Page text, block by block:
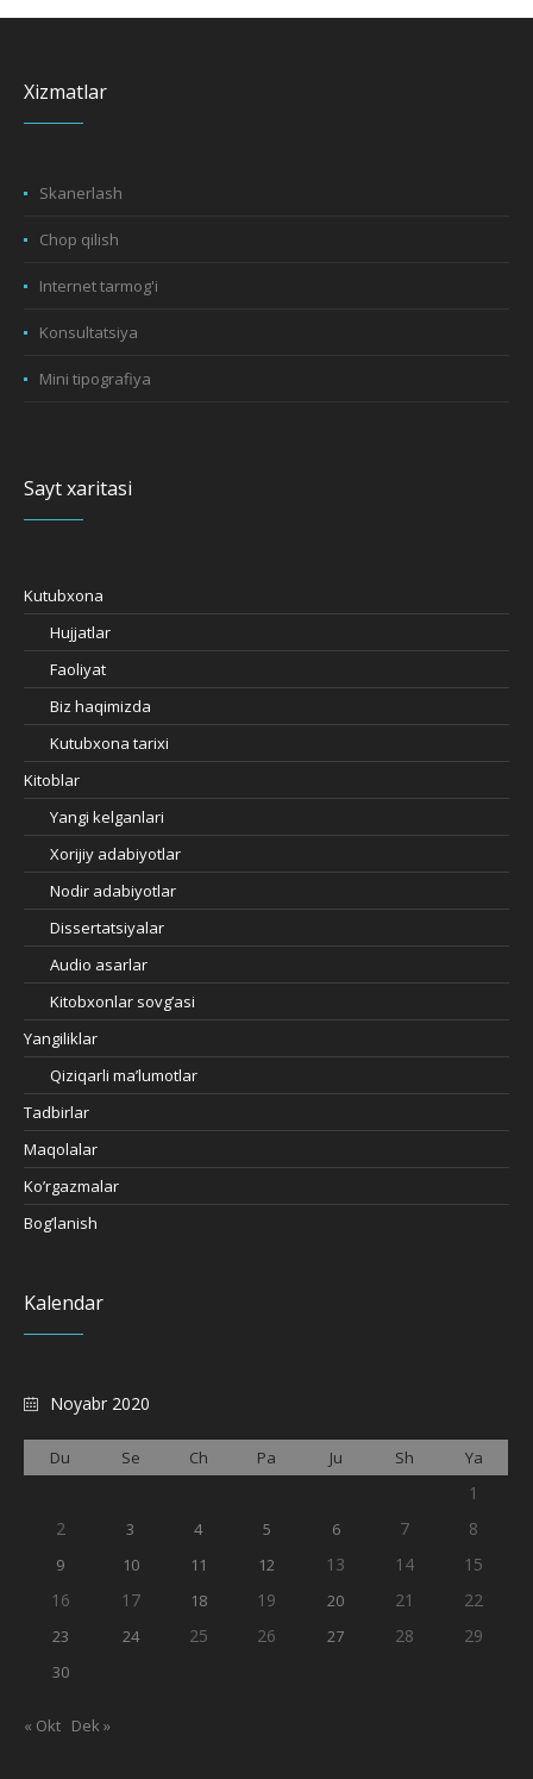
Xizmatlar
Skanerlash
Chop qilish
Internet tarmog'i
Konsultatsiya
Mini tipografiya
Sayt xaritasi
Kutubxona
Hujjatlar
Faoliyat
Biz haqimizda
Kutubxona tarixi
Kitoblar
Yangi kelganlari
Xorijiy adabiyotlar
Nodir adabiyotlar
Dissertatsiyalar
Audio asarlar
Kitobxonlar sovg’asi
Yangiliklar
Qiziqarli ma’lumotlar
Tadbirlar
Maqolalar
Ko’rgazmalar
Bog’lanish
Kalendar
Noyabr 2020
Du Se Ch Pa Ju Sh Ya
1
2
3 4 5 6 7 8
9 10 11 12 13 14
15
16
17 18 19 20 21 22
23 24 25 26 27 28 29
30
« Okt Dek »